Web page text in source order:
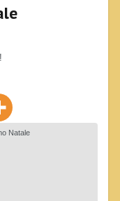
Natale